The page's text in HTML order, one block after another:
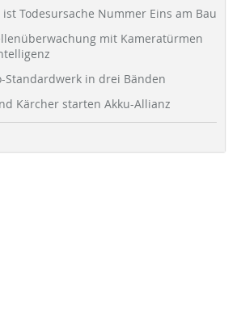
ist Todesursache Nummer Eins am Bau
mit Kameratürmen
Standardwerk in drei Bänden
Kärcher starten Akku-Allianz